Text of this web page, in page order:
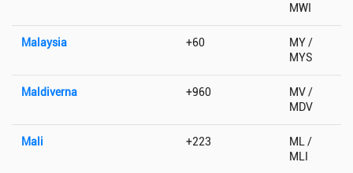
MWI
Malaysia +60
MY /
MYS
Maldiverna +960
MV /
MDV
Mali +223
ML /
MLI